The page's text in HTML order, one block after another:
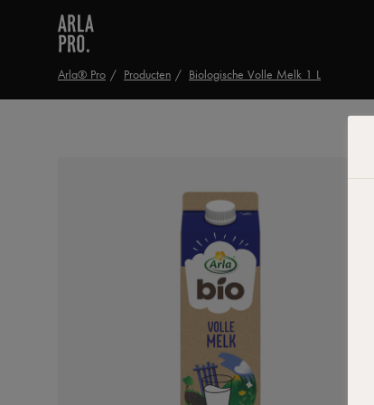
Arla® Pro Producten Biologische Volle Melk 1 L